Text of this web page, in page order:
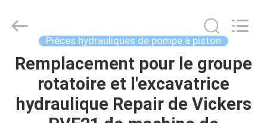
MAISON
PRODUITS
Elephant
Fluid
Reserved.
Pièces hydrauliques de pompe à piston
Remplacement pour le groupe
rotatoire et l'excavatrice
hydraulique Repair de Vickers